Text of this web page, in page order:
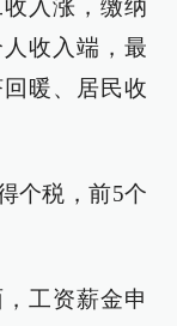
入涨，缴纳
收入端，最
暖、居民收
个税，前5个
工资薪金申